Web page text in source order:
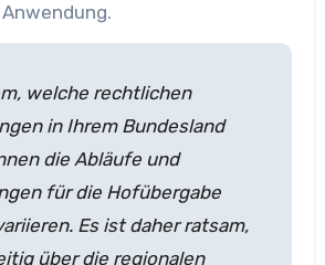
welche rechtlichen
in Ihrem Bundesland
die Abläufe und
für die Hofübergabe
Es ist daher ratsam,
über die regionalen